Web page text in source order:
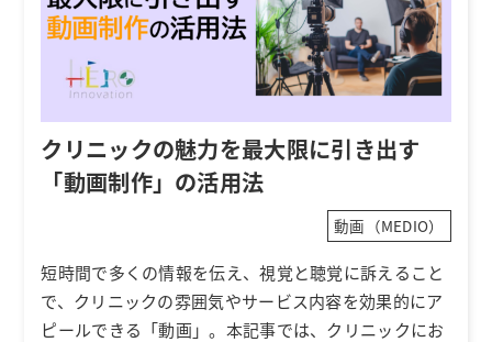
クリニックの魅力を最大限に引き出す
「動画制作」の活用法
動画（MEDIO）
短時間で多くの情報を伝え、視覚と聴覚に訴えること
で、クリニックの雰囲気やサービス内容を効果的にア
ピールできる「動画」。本記事では、クリニックにお